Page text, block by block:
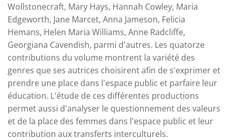
Wollstonecraft, Mary Hays, Hannah Cowley, Maria
Edgeworth, Jane Marcet, Anna Jameson, Felicia
Hemans, Helen Maria Williams, Anne Radcliffe,
Georgiana Cavendish, parmi d'autres. Les quatorze
contributions du volume montrent la variété des
genres que ses autrices choisirent afin de s'exprimer et
prendre une place dans l'espace public et parfaire leur
éducation. L'étude de ces différentes productions
permet aussi d'analyser le questionnement des valeurs
et de la place des femmes dans l'espace public et leur
contribution aux transferts interculturels.